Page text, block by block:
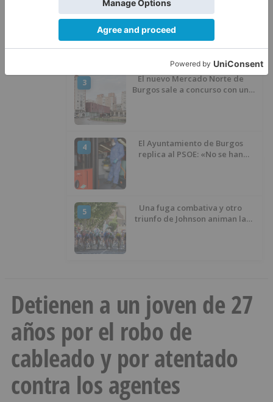
2
Fallece un ciclista en Burgos tras
avisar otro conductor que se
había caído de la bicicleta
3
El nuevo Mercado Norte de
Burgos sale a concurso con un
4
El Ayuntamiento de Burgos
replica al PSOE: «No se han
5
Una fuga combativa y otro
triunfo de Johnson animan la
Detienen a un joven de 27
años por el robo de
cableado y por atentado
contra los agentes